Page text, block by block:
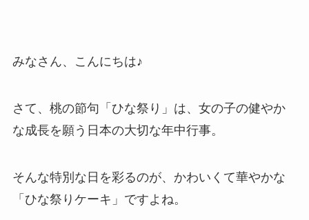
みなさん、こんにちは♪
さて、桃の節句「ひな祭り」は、女の子の健やか
な成長を願う日本の大切な年中行事。
そんな特別な日を彩るのが、かわいくて華やかな
「ひな祭りケーキ」ですよね。